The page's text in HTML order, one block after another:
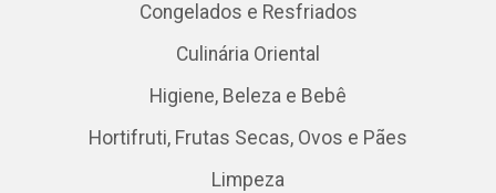
Congelados e Resfriados
Culinária Oriental
Higiene, Beleza e Bebê
Hortifruti, Frutas Secas, Ovos e Pães
Limpeza